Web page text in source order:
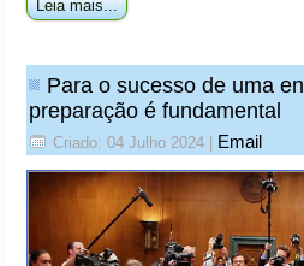
Leia mais...
Para o sucesso de uma
preparação é fundamental
Criado: 04 Julho 2024 Email